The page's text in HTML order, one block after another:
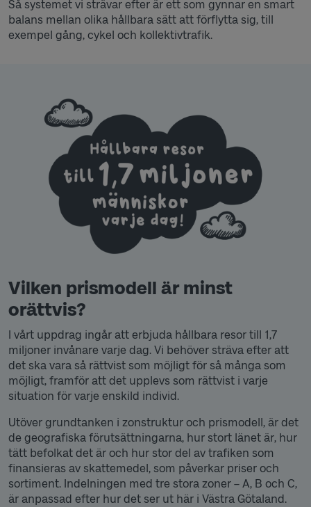
Så systemet vi strävar efter är ett som gynnar en smart
balans mellan olika hållbara sätt att förflytta sig, till
exempel gång, cykel och kollektivtrafik.
Vilken prismodell är minst
orättvis?
I vårt uppdrag ingår att erbjuda hållbara resor till 1,7
miljoner invånare varje dag. Vi behöver sträva efter att
det ska vara så rättvist som möjligt för så många som
möjligt, framför att det upplevs som rättvist i varje
situation för varje enskild individ.
Utöver grundtanken i zonstruktur och prismodell, är det
de geografiska förutsättningarna, hur stort länet är, hur
tätt befolkat det är och hur stor del av trafiken som
finansieras av skattemedel, som påverkar priser och
sortiment. Indelningen med tre stora zoner – A, B och C,
är anpassad efter hur det ser ut här i Västra Götaland.